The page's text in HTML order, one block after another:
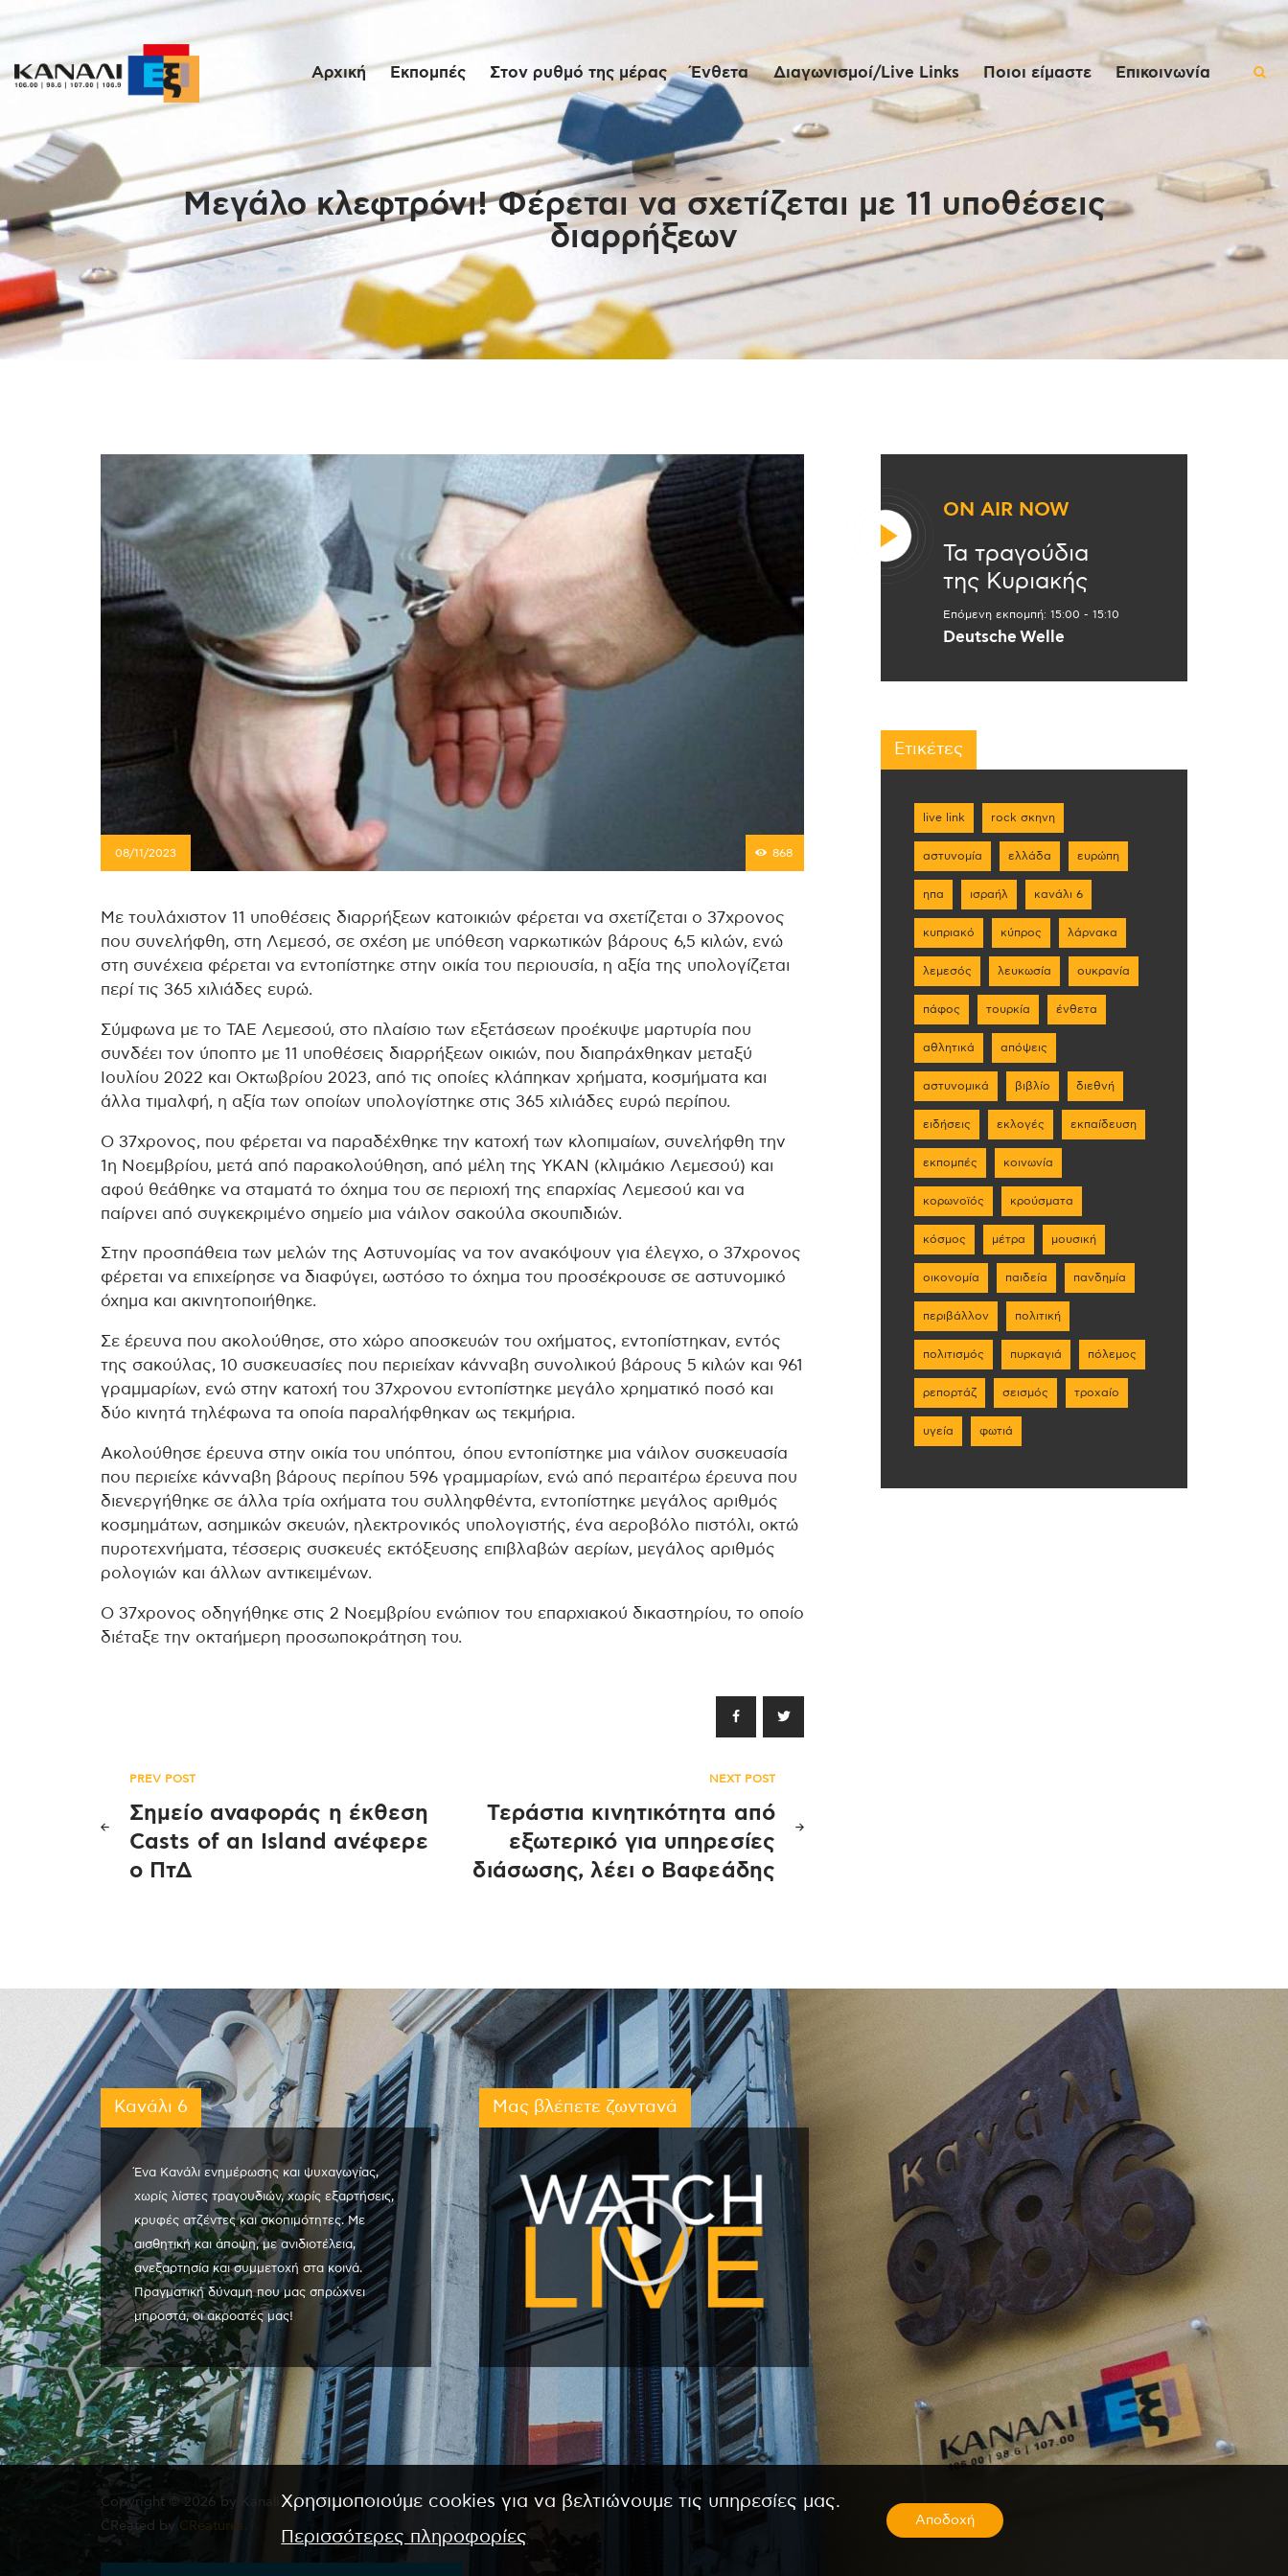
Αρχική Εκπομπές Στον ρυθμό της μέρας Ένθετα Διαγωνισμοί/Live Links Ποιοι είμαστε Επικοινωνία
Μεγάλο κλεφτρόνι! Φέρεται να σχετίζεται με 11 υποθέσεις
διαρρήξεων
Αρχική
Εκπομπές
Στον ρυθμό της
μέρας
Ένθετα
Διαγωνισμοί/Live
Links
Επικοινωνία
08/11/2023 868
Με τουλάχιστον 11 υποθέσεις διαρρήξεων κατοικιών φέρεται να σχετίζεται ο 37χρονος
που συνελήφθη, στη Λεμεσό, σε σχέση με υπόθεση ναρκωτικών βάρους 6,5 κιλών, ενώ
στη συνέχεια φέρεται να εντοπίστηκε στην οικία του περιουσία, η αξία της υπολογίζεται
περί τις 365 χιλιάδες ευρώ.
Σύμφωνα με το ΤΑΕ Λεμεσού, στο πλαίσιο των εξετάσεων προέκυψε μαρτυρία που
συνδέει τον ύποπτο με 11 υποθέσεις διαρρήξεων οικιών, που διαπράχθηκαν μεταξύ
Ιουλίου 2022 και Οκτωβρίου 2023, από τις οποίες κλάπηκαν χρήματα, κοσμήματα και
άλλα τιμαλφή, η αξία των οποίων υπολογίστηκε στις 365 χιλιάδες ευρώ περίπου.
Ο 37χρονος, που φέρεται να παραδέχθηκε την κατοχή των κλοπιμαίων, συνελήφθη την
1η Νοεμβρίου, μετά από παρακολούθηση, από μέλη της ΥΚΑΝ (κλιμάκιο Λεμεσού) και
αφού θεάθηκε να σταματά το όχημα του σε περιοχή της επαρχίας Λεμεσού και να
παίρνει από συγκεκριμένο σημείο μια νάιλον σακούλα σκουπιδιών.
Στην προσπάθεια των μελών της Αστυνομίας να τον ανακόψουν για έλεγχο, ο 37χρονος
φέρεται να επιχείρησε να διαφύγει, ωστόσο το όχημα του προσέκρουσε σε αστυνομικό
όχημα και ακινητοποιήθηκε.
Σε έρευνα που ακολούθησε, στο χώρο αποσκευών του οχήματος, εντοπίστηκαν, εντός
της σακούλας, 10 συσκευασίες που περιείχαν κάνναβη συνολικού βάρους 5 κιλών και 961
γραμμαρίων, ενώ στην κατοχή του 37χρονου εντοπίστηκε μεγάλο χρηματικό ποσό και
δύο κινητά τηλέφωνα τα οποία παραλήφθηκαν ως τεκμήρια.
Ακολούθησε έρευνα στην οικία του υπόπτου, όπου εντοπίστηκε μια νάιλον συσκευασία
που περιείχε κάνναβη βάρους περίπου 596 γραμμαρίων, ενώ από περαιτέρω έρευνα που
διενεργήθηκε σε άλλα τρία οχήματα του συλληφθέντα, εντοπίστηκε μεγάλος αριθμός
κοσμημάτων, ασημικών σκευών, ηλεκτρονικός υπολογιστής, ένα αεροβόλο πιστόλι, οκτώ
πυροτεχνήματα, τέσσερις συσκευές εκτόξευσης επιβλαβών αερίων, μεγάλος αριθμός
ρολογιών και άλλων αντικειμένων.
Ο 37χρονος οδηγήθηκε στις 2 Νοεμβρίου ενώπιον του επαρχιακού δικαστηρίου, το οποίο
διέταξε την οκταήμερη προσωποκράτηση του.
Πλοήγηση
άρθρων
PREV POST
Σημείο αναφοράς η έκθεση
Casts of an Island ανέφερε
ο ΠτΔ
NEXT POST
Τεράστια κινητικότητα από
εξωτερικό για υπηρεσίες
διάσωσης, λέει ο Βαφεάδης
ON AIR NOW
Τα τραγούδια
της Κυριακής
Επόμενη εκπομπή: 15:00 - 15:10
Deutsche Welle
Ετικέτες
live link rock σκηνη
αστυνομία ελλάδα ευρώπη
ηπα ισραήλ κανάλι 6
κυπριακό κύπρος λάρνακα
λεμεσός λευκωσία ουκρανία
πάφος τουρκία ένθετα
αθλητικά απόψεις
αστυνομικά βιβλίο διεθνή
ειδήσεις εκλογές εκπαίδευση
εκπομπές κοινωνία
κορωνοϊός κρούσματα
κόσμος μέτρα μουσική
οικονομία παιδεία πανδημία
περιβάλλον πολιτική
πολιτισμός πυρκαγιά πόλεμος
ρεπορτάζ σεισμός τροχαίο
υγεία φωτιά
Κανάλι 6
Ένα Κανάλι ενημέρωσης και ψυχαγωγίας,
χωρίς λίστες τραγουδιών, χωρίς εξαρτήσεις,
κρυφές ατζέντες και σκοπιμότητες. Με
αισθητική και άποψη, με ανιδιοτέλεια,
ανεξαρτησία και συμμετοχή στα κοινά.
Πραγματική δύναμη που μας σπρώχνει
μπροστά, οι ακροατές μας!
Μας βλέπετε ζωντανά
Copyright © 2026 by Kanali 6. All rights reserved.
CReated by CReatures.
Χρησιμοποιούμε cookies για να βελτιώνουμε τις υπηρεσίες μας.
Περισσότερες πληροφορίες
Αποδοχή